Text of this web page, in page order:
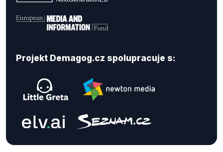
Projekt Demagog.cz spolupracuje s: